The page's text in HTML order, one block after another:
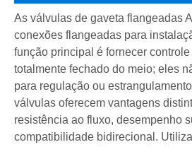
As válvulas de gaveta flangeadas
conexões flangeadas para
função principal é fornecer
totalmente fechado do meio; eles
para regulação ou
válvulas oferecem vantagens
resistência ao fluxo, desempenho
compatibilidade bidirecional.